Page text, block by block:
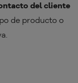
del cliente
de producto o